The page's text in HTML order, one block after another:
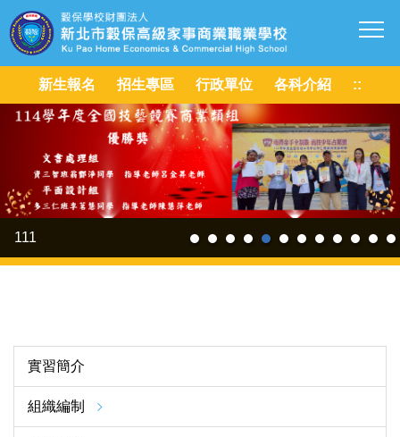
跳
到
主
容
新生報名 招生專區 行政單位 各科介紹 ::
111
實習簡介
組織編制